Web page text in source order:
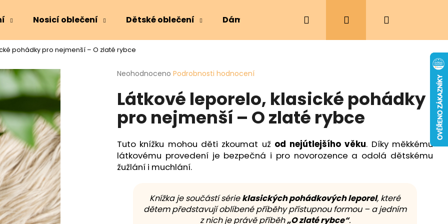
Nosicí oblečení Dětské oblečení Dámské oblečení Ergonomická nosítka
Hledat PřihlášeníNákupní
pohádky pro nejmenší – O zlaté rybce
Průměrné
produktu
je
5
hvězdiček.
Neohodnoceno Podrobnosti hodnocení
Látkové leporelo, klasické pohádky
pro nejmenší – O zlaté rybce
Tuto knížku mohou děti zkoumat už od nejútlejšího věku. Díky měkkému
látkovému provedení je bezpečná i pro novorozence a odolá dětskému
žužlání i muchlání.
Knížka je součástí sérieklasických pohádkových leporel, které
dětem představují oblíbené příběhy přístupnou formou – a jedním
z nich je právě příběh„O zlaté rybce“.
Co potřebujete najít?
HLEDAT
Doporučujeme